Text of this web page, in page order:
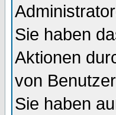
Sie haben
Aktionen
von
Sie haben